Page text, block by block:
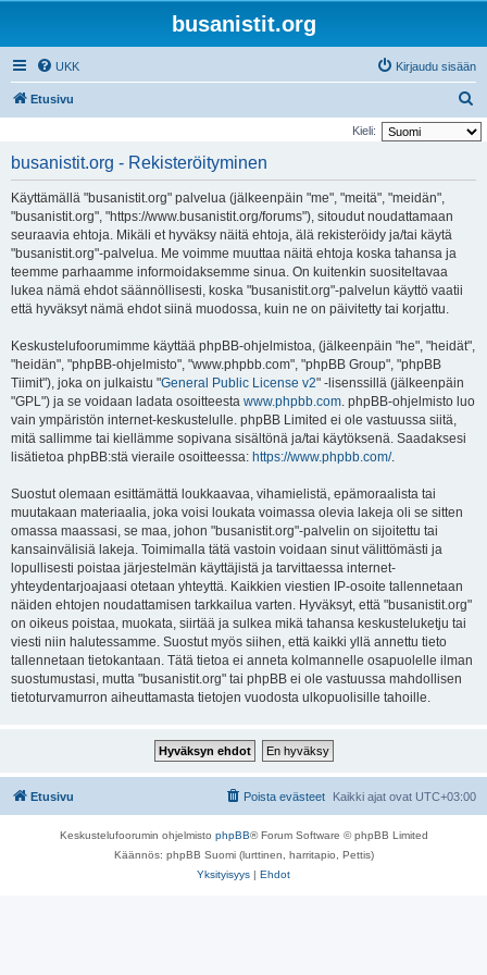
busanistit.org
UKK Kirjaudu sisään
Etusivu
t
Kieli:
busanistit.org - Rekisteröityminen
Käyttämällä "busanistit.org" palvelua (jälkeenpäin "me", "meitä", "meidän",
"busanistit.org", "https://www.busanistit.org/forums"), sitoudut noudattamaan
seuraavia ehtoja. Mikäli et hyväksy näitä ehtoja, älä rekisteröidy ja/tai käytä
"busanistit.org"-palvelua. Me voimme muuttaa näitä ehtoja koska tahansa ja
teemme parhaamme informoidaksemme sinua. On kuitenkin suositeltavaa
lukea nämä ehdot säännöllisesti, koska "busanistit.org"-palvelun käyttö vaatii
että hyväksyt nämä ehdot siinä muodossa, kuin ne on päivitetty tai korjattu.
Keskustelufoorumimme käyttää phpBB-ohjelmistoa, (jälkeenpäin "he", "heidät",
"heidän", "phpBB-ohjelmisto", "www.phpbb.com", "phpBB Group", "phpBB
Tiimit"), joka on julkaistu "General Public License v2" -lisenssillä (jälkeenpäin
"GPL") ja se voidaan ladata osoitteesta www.phpbb.com. phpBB-ohjelmisto luo
vain ympäristön internet-keskustelulle. phpBB Limited ei ole vastuussa siitä,
mitä sallimme tai kiellämme sopivana sisältönä ja/tai käytöksenä. Saadaksesi
lisätietoa phpBB:stä vieraile osoitteessa: https://www.phpbb.com/.
Suostut olemaan esittämättä loukkaavaa, vihamielistä, epämoraalista tai
muutakaan materiaalia, joka voisi loukata voimassa olevia lakeja oli se sitten
omassa maassasi, se maa, johon "busanistit.org"-palvelin on sijoitettu tai
kansainvälisiä lakeja. Toimimalla tätä vastoin voidaan sinut välittömästi ja
lopullisesti poistaa järjestelmän käyttäjistä ja tarvittaessa internet-
yhteydentarjoajaasi otetaan yhteyttä. Kaikkien viestien IP-osoite tallennetaan
näiden ehtojen noudattamisen tarkkailua varten. Hyväksyt, että "busanistit.org"
on oikeus poistaa, muokata, siirtää ja sulkea mikä tahansa keskusteluketju tai
viesti niin halutessamme. Suostut myös siihen, että kaikki yllä annettu tieto
tallennetaan tietokantaan. Tätä tietoa ei anneta kolmannelle osapuolelle ilman
suostumustasi, mutta "busanistit.org" tai phpBB ei ole vastuussa mahdollisen
tietoturvamurron aiheuttamasta tietojen vuodosta ulkopuolisille tahoille.
Etusivu Kaikki ajat ovat UTC+03:00
Poista evästeet
Keskustelufoorumin ohjelmisto phpBB® Forum Software © phpBB Limited
Käännös: phpBB Suomi (lurttinen, harritapio, Pettis)
Yksityisyys | Ehdot